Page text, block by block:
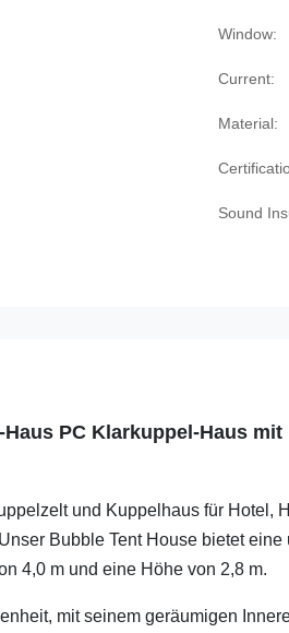
Window:
Current:
Material:
Sound
PC Klarkuppel-Haus mit
und Kuppelhaus für Hotel,
Bubble Tent House bietet
4,0 m und eine Höhe von 2,8 m.
mit seinem geräumigen